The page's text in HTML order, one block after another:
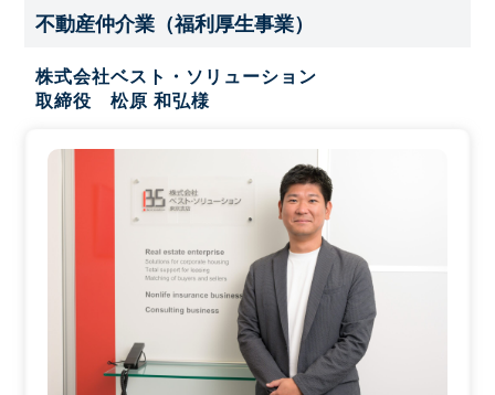
不動産仲介業（福利厚生事業）
株式会社ベスト・ソリューション
取締役 松原 和弘様